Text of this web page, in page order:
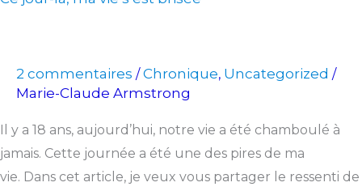
2 commentaires /Chronique, Uncategorized /
Marie-Claude Armstrong
Il y a 18 ans, aujourd’hui, notre vie a été chamboulé à
jamais. Cette journée a été une des pires de ma
vie. Dans cet article, je veux vous partager le ressenti de